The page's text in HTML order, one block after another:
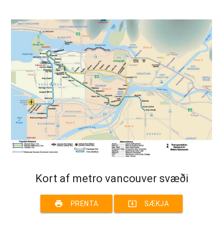
Kort af metro vancouver svæði
print PRENTA system_update_alt SÆKJA